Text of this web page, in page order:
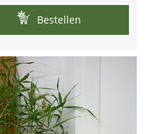
Bestellen